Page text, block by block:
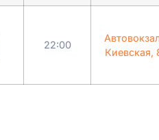
22:00
Киевская,